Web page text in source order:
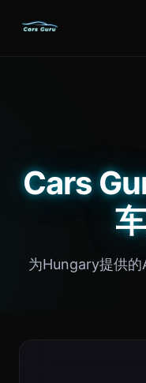
Cars
为Hungary提供的